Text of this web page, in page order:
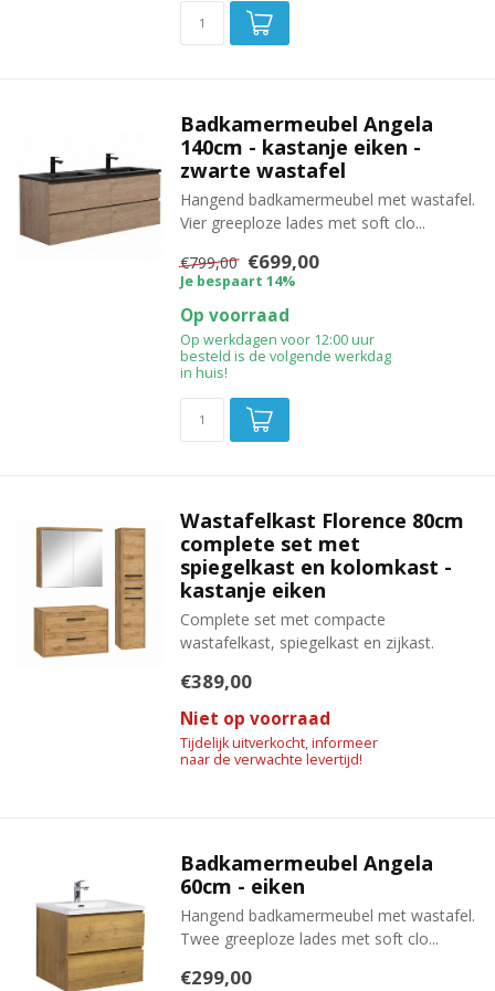
Badkamermeubel Angela
140cm - kastanje eiken -
zwarte wastafel
Hangend badkamermeubel met wastafel.
Vier greeploze lades met soft clo...
€799,00 €699,00
Je bespaart 14%
Op voorraad
Op werkdagen voor 12:00 uur
besteld is de volgende werkdag
in huis!
Wastafelkast Florence 80cm
complete set met
spiegelkast en kolomkast -
kastanje eiken
Complete set met compacte
wastafelkast, spiegelkast en zijkast.
€389,00
Niet op voorraad
Tijdelijk uitverkocht, informeer
naar de verwachte levertijd!
Badkamermeubel Angela
60cm - eiken
Hangend badkamermeubel met wastafel.
Twee greeploze lades met soft clo...
€299,00